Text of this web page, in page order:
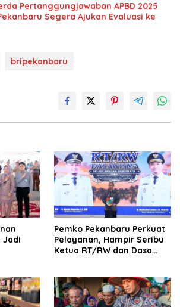
Pertanggungjawaban APBD 2025
Segera Ajukan Evaluasi ke
bripekanbaru
Jadi
Pemko Pekanbaru Perkuat
Pelayanan, Hampir Seribu
Ketua RT/RW dan Dasa